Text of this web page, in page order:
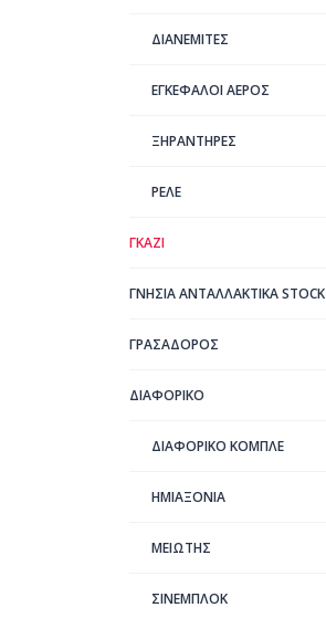
ΔΙΑΝΕΜΙΤΕΣ
ΕΓΚΕΦΑΛΟΙ ΑΕΡΟΣ
ΞΗΡΑΝΤΗΡΕΣ
ΡΕΛΕ
ΓΚΑΖΙ
ΓΝΗΣΙΑ ΑΝΤΑΛΛΑΚΤΙΚΑ STOCK
ΓΡΑΣΑΔΟΡΟΣ
ΔΙΑΦΟΡΙΚΟ
ΔΙΑΦΟΡΙΚΟ ΚΟΜΠΛΕ
ΗΜΙΑΞΟΝΙΑ
ΜΕΙΩΤΗΣ
ΣΙΝΕΜΠΛΟΚ